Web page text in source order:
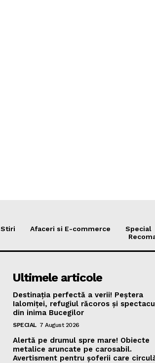
Stiri Afaceri si E-commerce Special
Ultimele articole
Destinația perfectă a verii! Peștera
Ialomiței, refugiul răcoros și
din inima Bucegilor
SPECIAL 7 August 2026
Alertă pe drumul spre mare! Obiecte
metalice aruncate pe carosabil.
Avertisment pentru șoferii care